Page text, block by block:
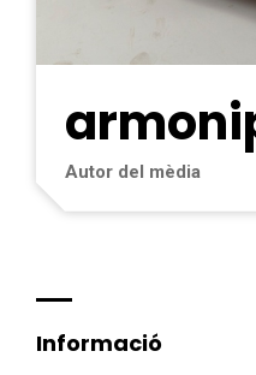
Autor del mèdia
Informació